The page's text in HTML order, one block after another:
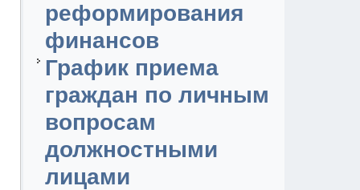
реформирования
финансов
График приема
граждан по личным
вопросам
должностными
лицами